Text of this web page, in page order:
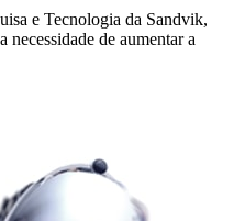
e Tecnologia da Sandvik,
necessidade de aumentar a